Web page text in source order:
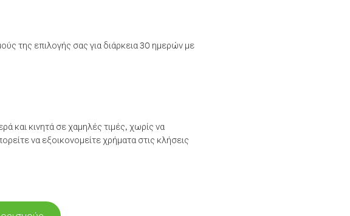
της επιλογής σας για διάρκεια 30 ημερών με
και κινητά σε χαμηλές τιμές, χωρίς να
να εξοικονομείτε χρήματα στις κλήσεις